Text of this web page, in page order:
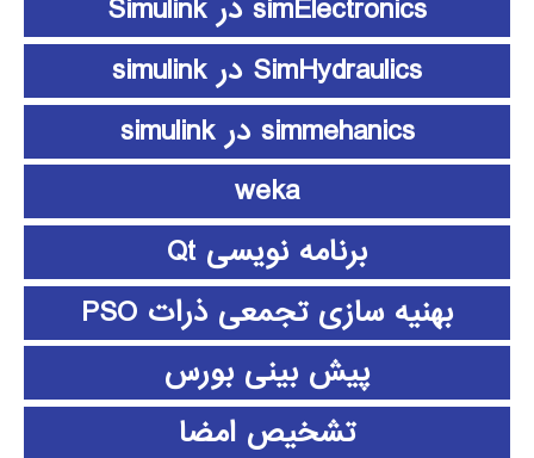
simElectronics در Simulink
SimHydraulics در simulink
simmehanics در simulink
weka
برنامه نویسی Qt
بهنیه سازی تجمعی ذرات PSO
پیش بینی بورس
تشخیص امضا